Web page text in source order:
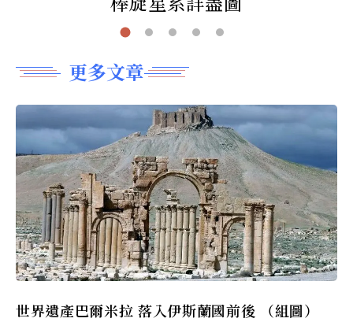
更多文章
世界遺產巴爾米拉 落入伊斯蘭國前後 （組圖）